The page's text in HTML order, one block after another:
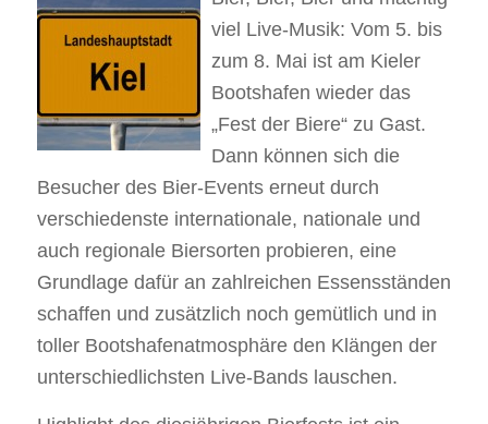
viel Live-Musik: Vom 5. bis
zum 8. Mai ist am Kieler
Bootshafen wieder das
„Fest der Biere“ zu Gast.
Dann können sich die
Besucher des Bier-Events erneut durch
verschiedenste internationale, nationale und
auch regionale Biersorten probieren, eine
Grundlage dafür an zahlreichen Essensständen
schaffen und zusätzlich noch gemütlich und in
toller Bootshafenatmosphäre den Klängen der
unterschiedlichsten Live-Bands lauschen.